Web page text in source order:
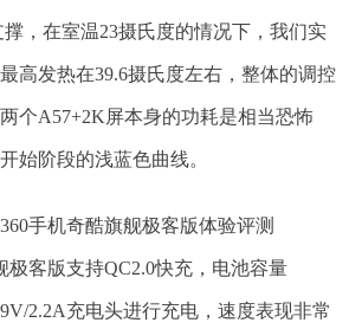
撑，在室温23摄氏度的情况下，我们实
高发热在39.6摄氏度左右，整体的调控
个A57+2K屏本身的功耗是相当恐怖
始阶段的浅蓝色曲线。
极客版支持QC2.0快充，电池容量
2.2A充电头进行充电，速度表现非常